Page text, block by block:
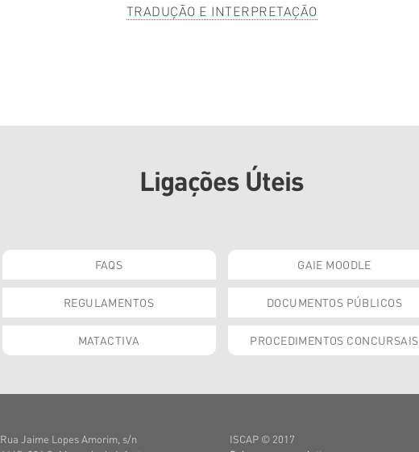
TRADUÇÃO E INTERPRETAÇÃO
Ligações Úteis
FAQS GAIE MOODLE
REGULAMENTOS DOCUMENTOS PÚBLICOS
MATACTIVA PROCEDIMENTOS CONCURSAIS
Rua Jaime Lopes Amorim, s/n
ISCAP © 2017